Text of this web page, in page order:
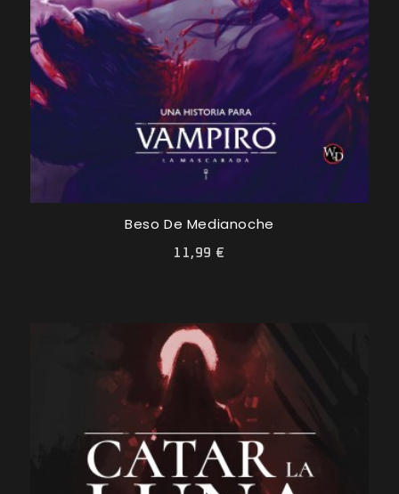
Beso De Medianoche
11,99 €